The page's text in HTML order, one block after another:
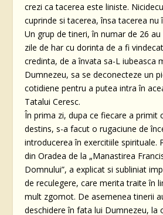
crezi ca tacerea este liniste.
cuprinde si tacerea, însa tacerea nu
Un grup de tineri, în numar de 26
zile de har cu dorinta de a fi
credinta, de a învata sa-L iubeasca
Dumnezeu, sa se deconecteze un
cotidiene pentru a putea intra în
Tatalui Ceresc.
În prima zi, dupa ce fiecare a primit
destins, s-a facut o rugaciune de
introducerea în exercitiile spirituale.
din Oradea de la „Manastirea
Domnului”, a explicat si subliniat
de reculegere, care merita traite în
mult zgomot. De asemenea tinerii
deschidere în fata lui Dumnezeu, la